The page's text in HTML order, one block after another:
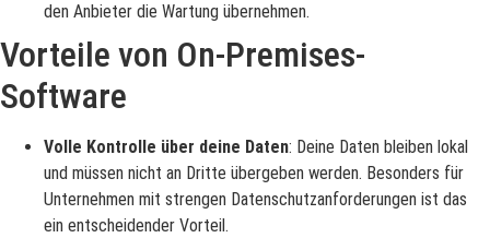
den Anbieter die Wartung übernehmen.
Vorteile von On-Premises-
Software
Volle Kontrolle über deine Daten: Deine Daten bleiben lokal
und müssen nicht an Dritte übergeben werden. Besonders für
Unternehmen mit strengen Datenschutzanforderungen ist das
ein entscheidender Vorteil.